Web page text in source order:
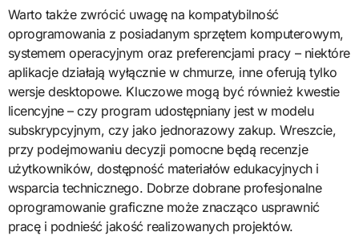
Warto także zwrócić uwagę na kompatybilność
oprogramowania z posiadanym sprzętem komputerowym,
systemem operacyjnym oraz preferencjami pracy – niektóre
aplikacje działają wyłącznie w chmurze, inne oferują tylko
wersje desktopowe. Kluczowe mogą być również kwestie
licencyjne – czy program udostępniany jest w modelu
subskrypcyjnym, czy jako jednorazowy zakup. Wreszcie,
przy podejmowaniu decyzji pomocne będą recenzje
użytkowników, dostępność materiałów edukacyjnych i
wsparcia technicznego. Dobrze dobrane profesjonalne
oprogramowanie graficzne może znacząco usprawnić
pracę i podnieść jakość realizowanych projektów.